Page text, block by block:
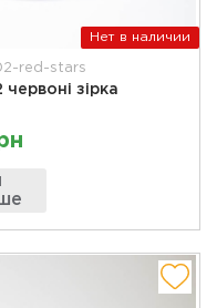
Нет в наличии
red-stars
зірка